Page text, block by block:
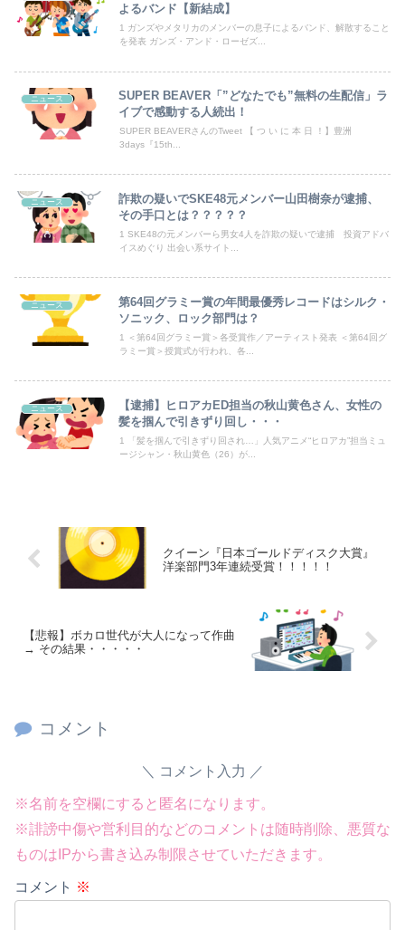
若林有子アナ うっすらと透ける！！
【ｼｺ画像】挿入寸前の真面目女さん、お◯ぱいがエ口過ぎるｗｗｗｗｗｗｗｗｗｗｗ
【画像】 44歳女性「こんなおばさんでいいの…？」
会社のカメラ部で「商品を手に持って水着お姉さんがにっこり」を撮影、だがお姉さんは素人アルバイトで親バレした結果……
海外「全部日本の真似だったのか…」 日本の普通のテレビ番組が最新SNSの数十年先を行っていたと話題に
よるバンド【新結成】
1 ガンズやメタリカのメンバーの息子によるバンド、解散すること
を発表 ガンズ・アンド・ローゼズ...
ニュース
SUPER BEAVER「”どなたでも”無料の生配信」ラ
イブで感動する人続出！
SUPER BEAVERさんのTweet 【 つ い に 本 日 ！】豊洲
3days『15th...
ニュース
詐欺の疑いでSKE48元メンバー山田樹奈が逮捕、
その手口とは？？？？？
1 SKE48の元メンバーら男女4人を詐欺の疑いで逮捕 投資アドバ
イスめぐり 出会い系サイト...
ニュース
第64回グラミー賞の年間最優秀レコードはシルク・
ソニック、ロック部門は？
1 ＜第64回グラミー賞＞各受賞作／アーティスト発表 ＜第64回グ
ラミー賞＞授賞式が行われ、各...
ニュース
【逮捕】ヒロアカED担当の秋山黄色さん、女性の
髪を掴んで引きずり回し・・・
1 「髪を掴んで引きずり回され…」人気アニメ“ヒロアカ”担当ミュ
ージシャン・秋山黄色（26）が...
クイーン『日本ゴールドディスク大賞』
洋楽部門3年連続受賞！！！！！
【悲報】ボカロ世代が大人になって作曲
→ その結果・・・・・
コメント
コメント入力
※名前を空欄にすると匿名になります。
※誹謗中傷や営利目的などのコメントは随時削除、悪質な
ものはIPから書き込み制限させていただきます。
コメント ※